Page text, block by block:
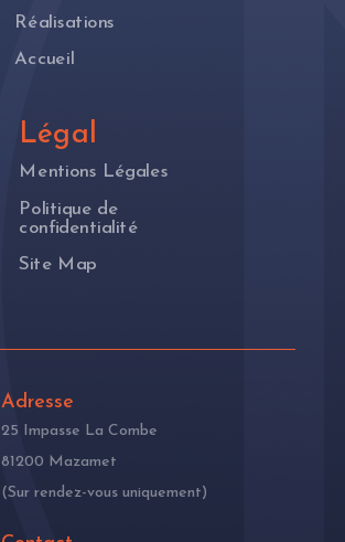
Réalisations
Accueil
Légal
Mentions Légales
Politique de
confidentialité
Site Map
Adresse
25 Impasse La Combe
81200 Mazamet
(Sur rendez-vous uniquement)